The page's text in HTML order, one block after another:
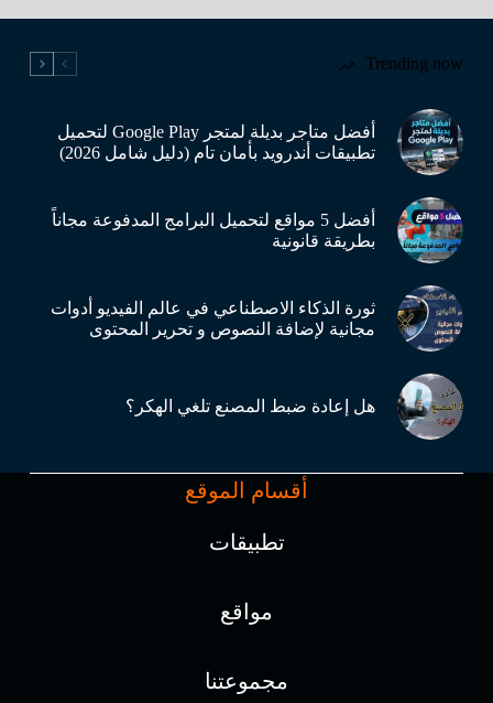
Trending now
أفضل متاجر بديلة لمتجر Google Play لتحميل
تطبيقات أندرويد بأمان تام (دليل شامل 2026)
أفضل 5 مواقع لتحميل البرامج المدفوعة مجاناً
بطريقة قانونية
ثورة الذكاء الاصطناعي في عالم الفيديو أدوات
مجانية لإضافة النصوص و تحرير المحتوى
هل إعادة ضبط المصنع تلغي الهكر؟
أقسام الموقع
تطبيقات
مواقع
مجموعتنا